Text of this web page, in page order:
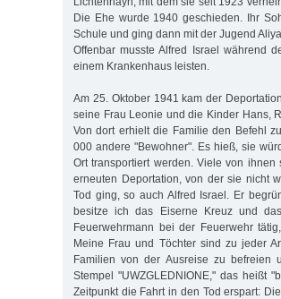
Die Ehe wurde 1940 geschieden. Ihr
Schule und ging dann mit der Jugend
Offenbar musste Alfred Israel während
einem Krankenhaus leisten.
Am 25. Oktober 1941 kam der
seine Frau Leonie und die Kinder Hans,
Von dort erhielt die Familie den Befehl
000 andere "Bewohner". Es hieß, sie
Ort transportiert werden. Viele von
erneuten Deportation, von der sie nicht
Tod ging, so auch Alfred Israel. Er
besitze ich das Eiserne Kreuz und
Feuerwehrmann bei der Feuerwehr
Meine Frau und Töchter sind zu jeder
Familien von der Ausreise zu befreien
Stempel "UWZGLEDNIONE," das heißt
Zeitpunkt die Fahrt in den Tod erspart: